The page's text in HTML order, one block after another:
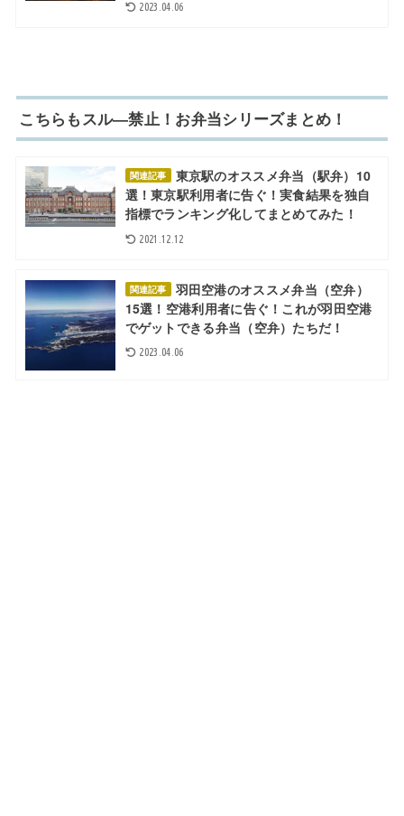
2023.04.06
こちらもスル―禁止！お弁当シリーズまとめ！
関連記事
東京駅のオススメ弁当（駅弁）10
選！東京駅利用者に告ぐ！実食結果を独自
指標でランキング化してまとめてみた！
2021.12.12
関連記事
羽田空港のオススメ弁当（空弁）
15選！空港利用者に告ぐ！これが羽田空港
でゲットできる弁当（空弁）たちだ！
2023.04.06